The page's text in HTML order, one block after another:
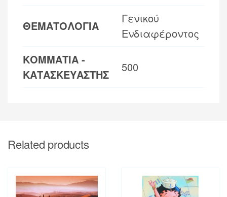
ΘΕΜΑΤΟΛΟΓΙΑ
Γενικού
Ενδιαφέροντος
ΚΟΜΜΑΤΙΑ -
ΚΑΤΑΣΚΕΥΑΣΤΗΣ
500
Related products